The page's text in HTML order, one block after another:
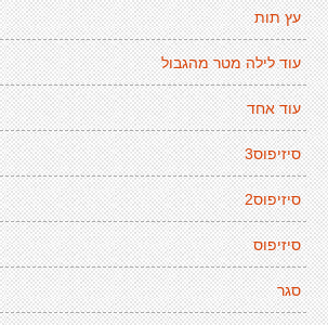
עץ תות
עוד לילה מטר מהגבול
עוד אחד
סיזיפוס3
סיזיפוס2
סיזיפוס
סגר